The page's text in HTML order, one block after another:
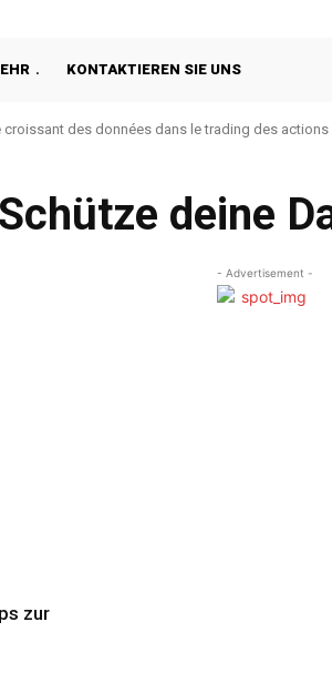
KONTAKTIEREN SIE UNS
croissant des données dans le trading des actions
Schütze deine
- Advertisement -
zur